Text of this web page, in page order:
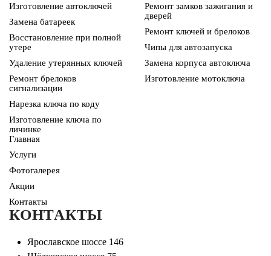
Изготовление автоключей
Замена батареек
Восстановление при полной
утере
Удаление утерянных ключей
Ремонт брелоков
сигнализации
Нарезка ключа по коду
Изготовление ключа по
личинке
Ремонт замков зажигания и
дверей
Ремонт ключей и брелоков
Чипы для автозапуска
Замена корпуса автоключа
Изготовление мотоключа
Главная
Услуги
Фотогалерея
Акции
Контакты
КОНТАКТЫ
Ярославское шоссе 146